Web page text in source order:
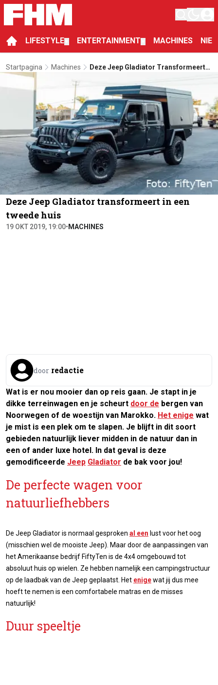
LIFESTYLE ENTERTAINMENT MACHINES
Startpagina Machines
Deze Jeep Gladiator Transformeert
Deze Jeep Gladiator transformeert in een
tweede huis
19 OKT 2019, 19:00• MACHINES
door redactie
Wat is er nou mooier dan op reis gaan. Je stapt in je
dikke terreinwagen en je scheurt door de bergen van
Noorwegen of de woestijn van Marokko. Het enige wat
je mist is een plek om te slapen. Je blijft in dit soort
gebieden natuurlijk liever midden in de natuur dan in
een of ander luxe hotel. In dat geval is deze
gemodificeerde Jeep Gladiator de bak voor jou!
De perfecte wagen voor
natuurliefhebbers
De Jeep Gladiator is normaal gesproken al een lust voor het oog
(misschien wel de mooiste Jeep). Maar door de aanpassingen van
het Amerikaanse bedrijf FiftyTen is de 4x4 omgebouwd tot
absoluut huis op wielen. Ze hebben namelijk een campingstructuur
op de laadbak van de Jeep geplaatst. Het enigewat jij dus mee
hoeft te nemen is een comfortabele matras en de misses
natuurlijk!
Duur speeltje